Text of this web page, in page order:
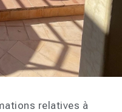
relatives à